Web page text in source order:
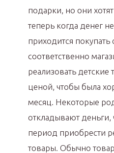
подарки, но они
теперь когда денег
приходится
соответственно
реализовать
ценой, чтобы была
месяц. Некоторые
откладывают
период приобрести
товары. Обычно